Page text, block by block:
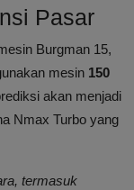
Pasar
Burgman 15,
mesin 150
akan menjadi
Nmax Turbo yang
termasuk